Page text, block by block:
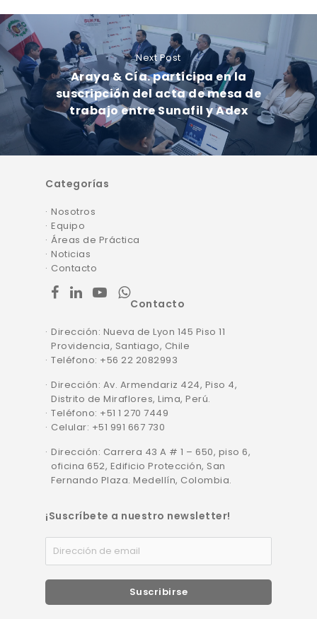
Next Post
Araya & Cía. participa en la
suscripción del acta de mesa de
trabajo entre Sunafil y Adex
Categorías
Nosotros
Equipo
Áreas de Práctica
Noticias
Contacto
facebook
linkedinyoutubewhatsapp
Contacto
Dirección: Nueva de Lyon 145 Piso 11
Providencia, Santiago, Chile
Teléfono: +56 22 2082993
Dirección: Av. Armendariz 424, Piso 4,
Distrito de Miraflores, Lima, Perú.
Teléfono: +51 1 270 7449
Celular: +51 991 667 730
Dirección: Carrera 43 A # 1 – 650, piso 6,
oficina 652, Edificio Protección, San
Fernando Plaza. Medellín, Colombia.
¡Suscríbete a nuestro newsletter!
Suscribirse